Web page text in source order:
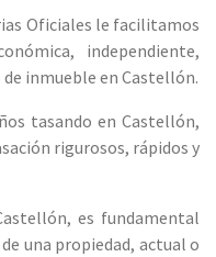
Oficiales le facilitamos
independiente,
inmueble en Castellón.
tasando en Castellón,
rigurosos, rápidos y
es fundamental
una propiedad, actual o